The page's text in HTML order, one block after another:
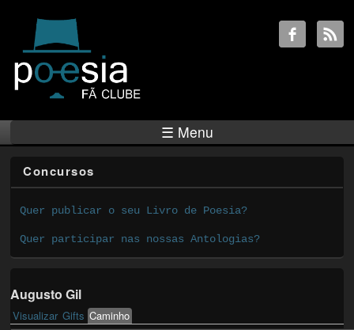
☰ Menu
Concursos
Quer publicar o seu Livro de Poesia?
Quer participar nas nossas Antologias?
Augusto Gil
Primary tabs
Visualizar Gifts Caminho